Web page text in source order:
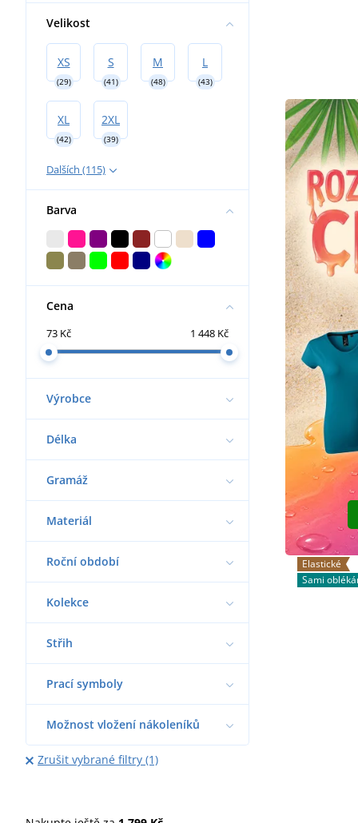
Velikost
XS
(29)
S
(41)
M
(48)
L
(43)
XL
(42)
2XL
(39)
Dalších (115)
Barva
Cena
73 Kč 1 448 Kč
Výrobce
Délka
Gramáž
Materiál
Roční období
Kolekce
Střih
Prací symboly
Možnost vložení nákoleníků
Zrušit vybrané filtry (1)
Elastické
Sami